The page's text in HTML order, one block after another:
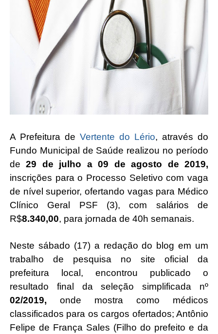
A Prefeitura de Vertente do Lério, através do
Fundo Municipal de Saúde realizou no período
de29 de julho a 09 de agosto de 2019,
inscrições para o Processo Seletivo com vaga
de nível superior, ofertando vagas para Médico
Clínico Geral PSF (3), com salários de
R$8.340,00, para jornada de 40h semanais.
Neste sábado (17) a redação do blog em um
trabalho de pesquisa no site oficial da
prefeitura local, encontrou publicado o
resultado final da seleção simplificada nº
02/2019, onde mostra como médicos
classificados para os cargos ofertados; Antônio
Felipe de França Sales (Filho do prefeito e da